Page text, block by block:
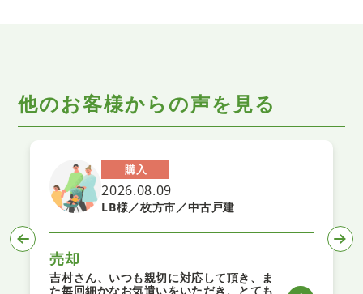
他のお客様からの声を見る
購入
2026.08.09
LB様／枚方市／中古戸建
売却
吉村さん、いつも親切に対応して頂き、ま
た毎回細かなお気遣いをいただき、とても